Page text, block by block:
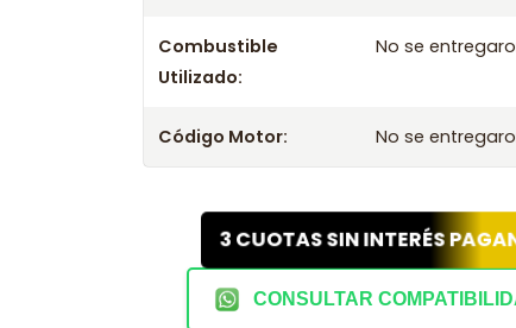
Combustible
Utilizado:
No se
Código Motor: No se
3 CUOTAS SIN INTERÉS
CONSULTAR